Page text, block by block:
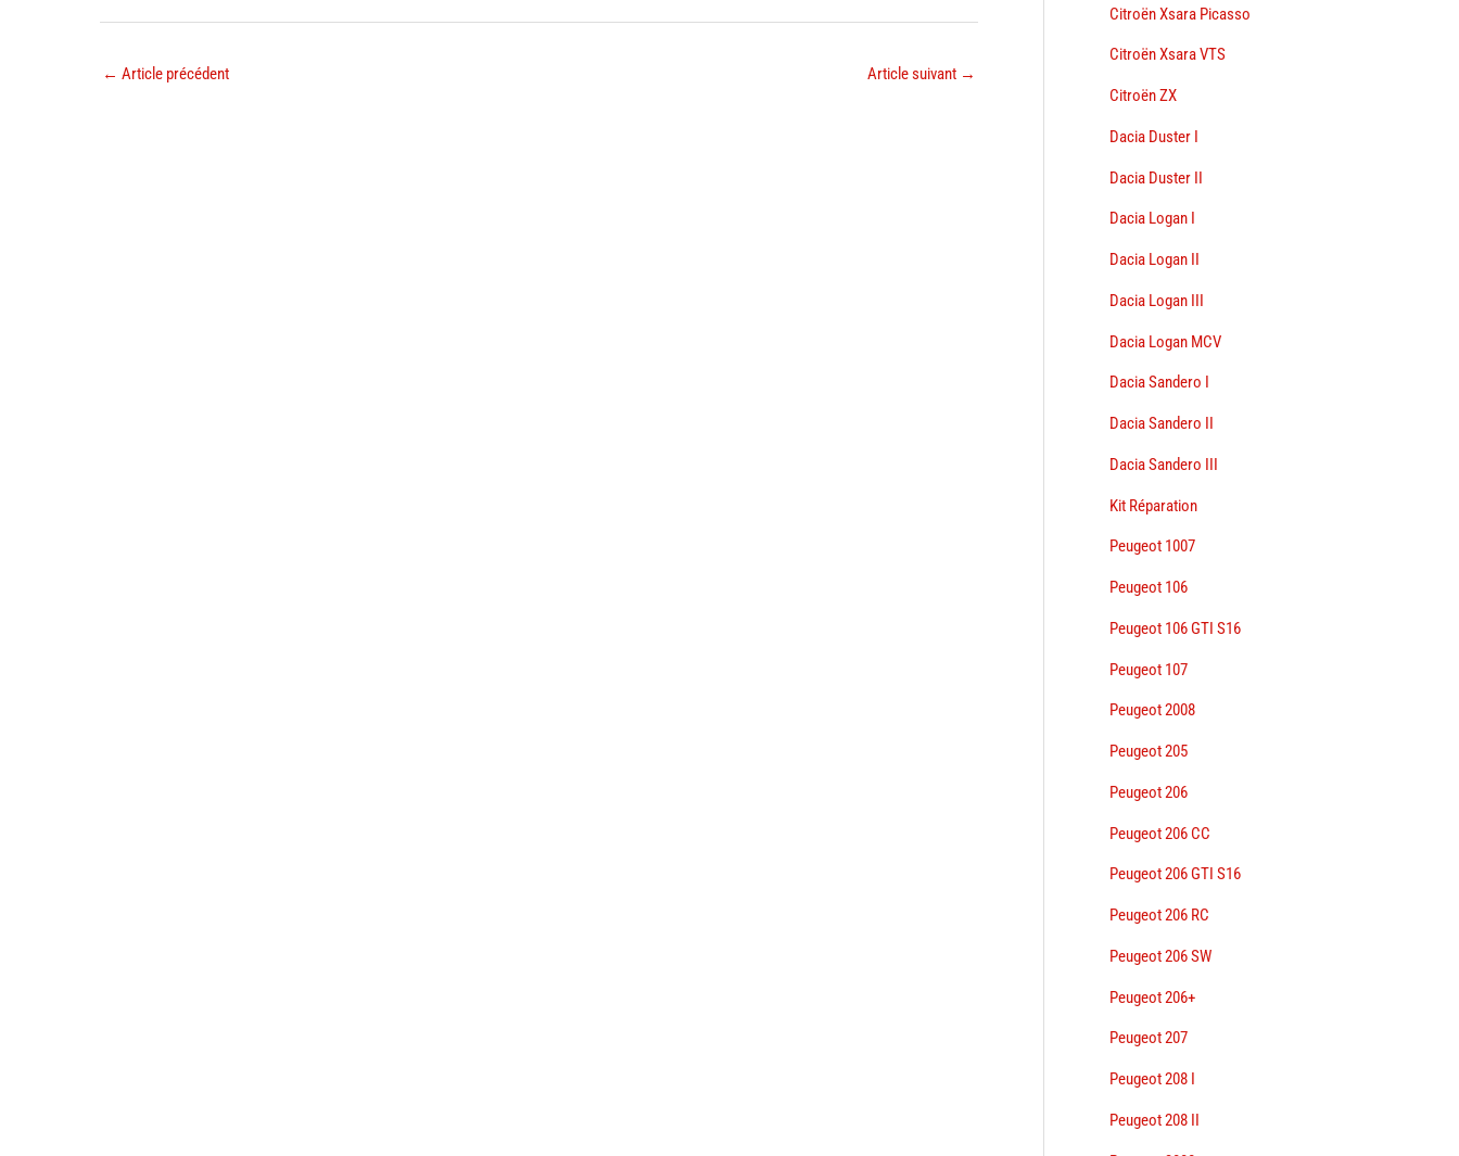
← Article précédent Article suivant →
Citroën Xsara Picasso
Citroën Xsara VTS
Citroën ZX
Dacia Duster I
Dacia Duster II
Dacia Logan I
Dacia Logan II
Dacia Logan III
Dacia Logan MCV
Dacia Sandero I
Dacia Sandero II
Dacia Sandero III
Kit Réparation
Peugeot 1007
Peugeot 106
Peugeot 106 GTI S16
Peugeot 107
Peugeot 2008
Peugeot 205
Peugeot 206
Peugeot 206 CC
Peugeot 206 GTI S16
Peugeot 206 RC
Peugeot 206 SW
Peugeot 206+
Peugeot 207
Peugeot 208 I
Peugeot 208 II